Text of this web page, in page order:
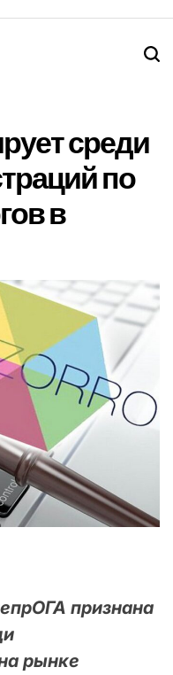
среди
по
в
признана
рынке